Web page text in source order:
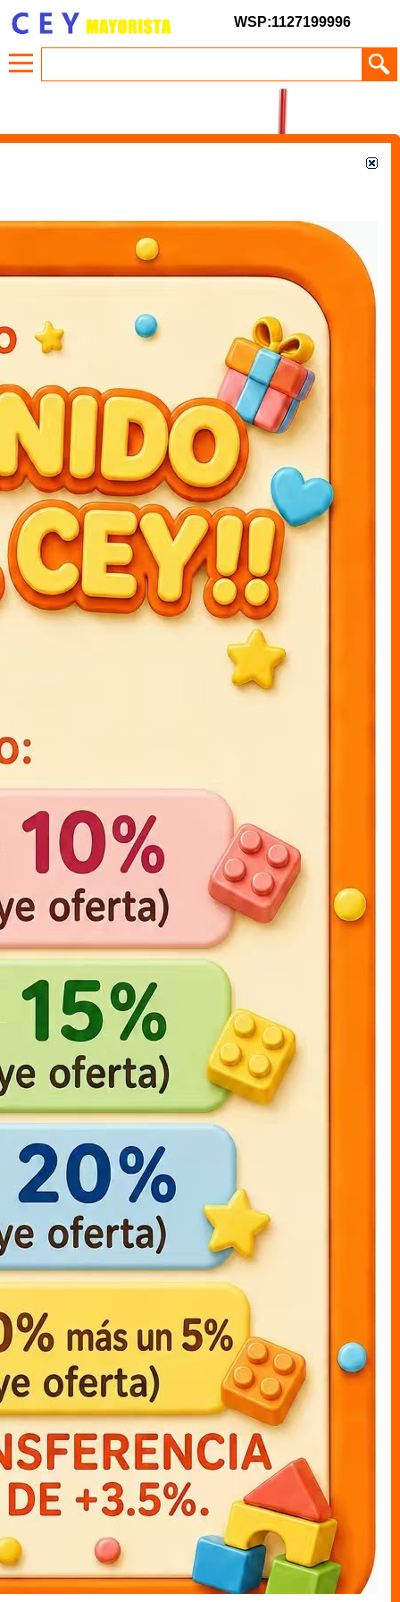
WSP:1127199996
ARTÍCULOS RECOMENDADOS
Agendas 3D K-POP 15x21cm
one piece LUFFY bolsa 17cm
MUNECO S/CAJAS bolsa
muneco bolsal LUFFY x1
20cm
MUNECO S/CAJAS bolsa
muneco cajas LUFFY c/capa
MUNECO C/CAJAS
muneco cajas mi heroe
academia katsuki12cm
MUNECO C/CAJAS